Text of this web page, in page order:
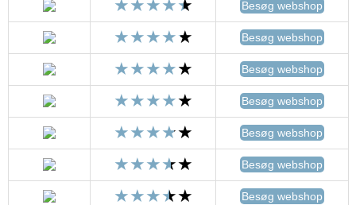
Besøg webshop
Besøg webshop
Besøg webshop
Besøg webshop
Besøg webshop
Besøg webshop
Besøg webshop